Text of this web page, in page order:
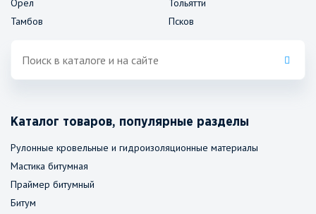
Орёл
Тамбов
Тольятти
Псков
Каталог товаров, популярные разделы
Рулонные кровельные и гидроизоляционные материалы
Мастика битумная
Праймер битумный
Битум